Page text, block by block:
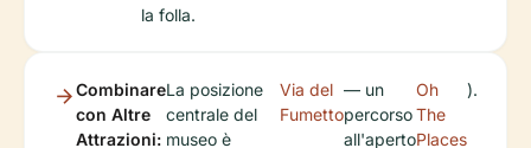
la folla.
Combinare
con Altre
Attrazioni:
La posizione
centrale del
museo è
Via del
Fumetto
— un
percorso
all'aperto
Oh
The
Places
).